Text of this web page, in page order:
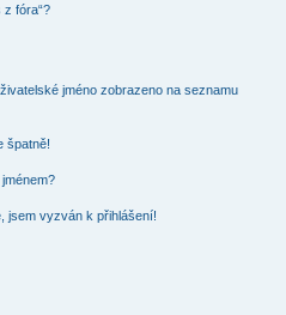
z fóra“?
jméno zobrazeno na seznamu
špatně!
jsem vyzván k přihlášení!